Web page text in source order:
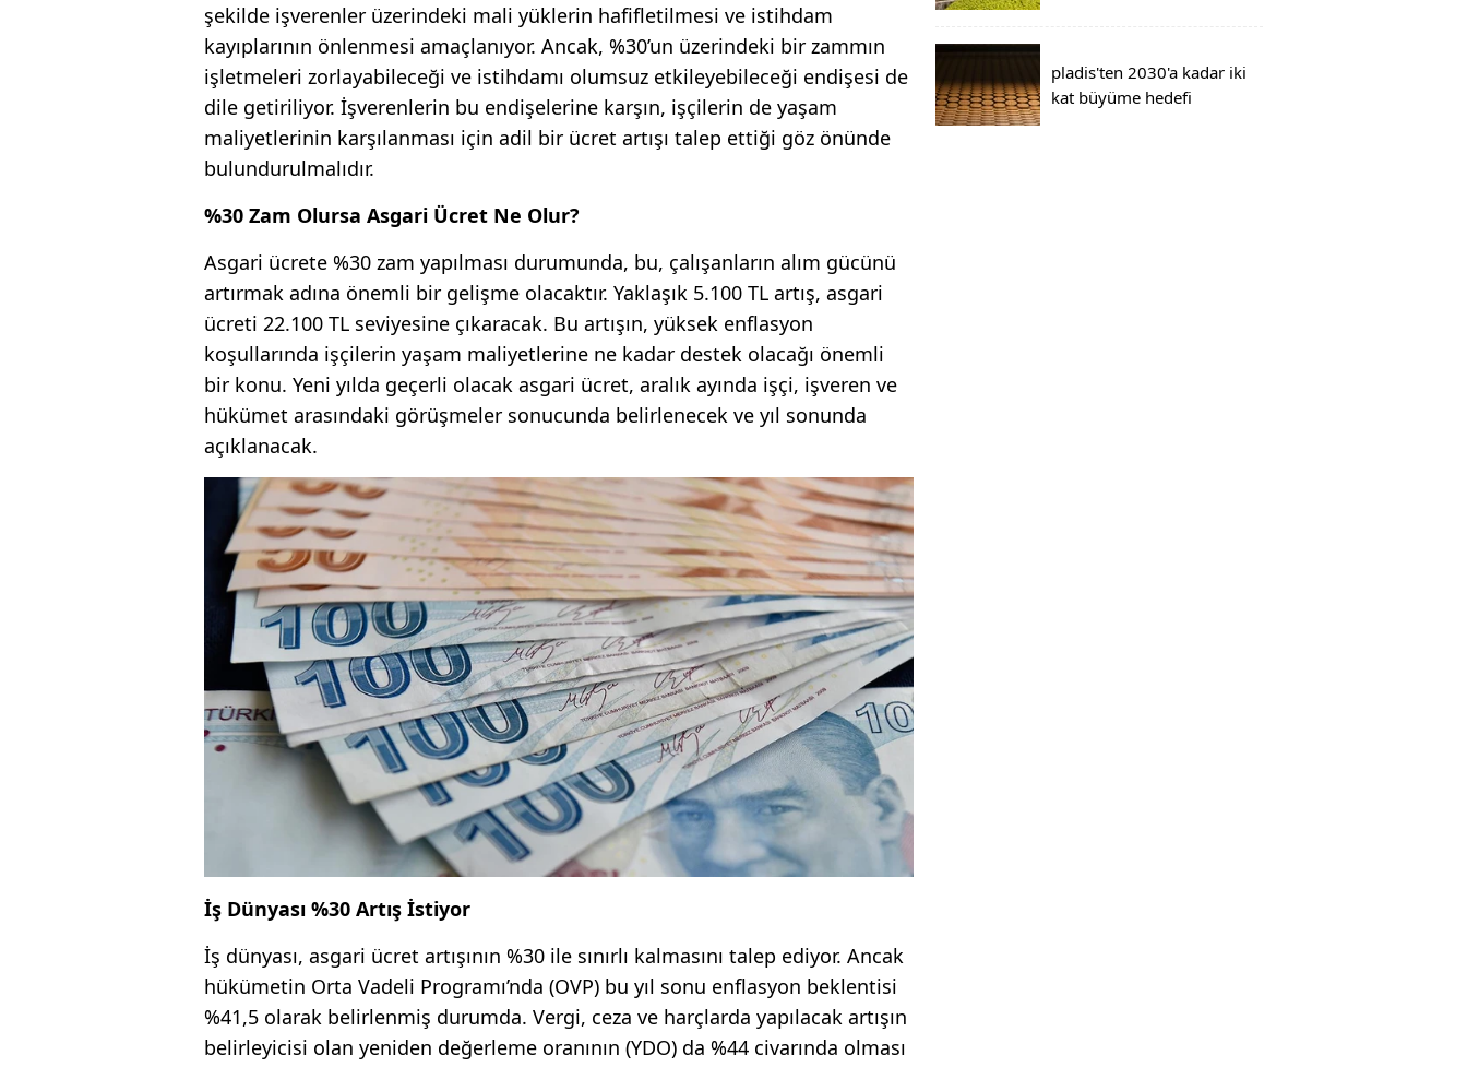
şekilde işverenler üzerindeki mali yüklerin hafifletilmesi ve istihdam
kayıplarının önlenmesi amaçlanıyor. Ancak, %30’un üzerindeki bir zammın
işletmeleri zorlayabileceği ve istihdamı olumsuz etkileyebileceği endişesi de
dile getiriliyor. İşverenlerin bu endişelerine karşın, işçilerin de yaşam
maliyetlerinin karşılanması için adil bir ücret artışı talep ettiği göz önünde
bulundurulmalıdır.
%30 Zam Olursa Asgari Ücret Ne Olur?
Asgari ücrete %30 zam yapılması durumunda, bu, çalışanların alım gücünü
artırmak adına önemli bir gelişme olacaktır. Yaklaşık 5.100 TL artış, asgari
ücreti 22.100 TL seviyesine çıkaracak. Bu artışın, yüksek enflasyon
koşullarında işçilerin yaşam maliyetlerine ne kadar destek olacağı önemli
bir konu. Yeni yılda geçerli olacak asgari ücret, aralık ayında işçi, işveren ve
hükümet arasındaki görüşmeler sonucunda belirlenecek ve yıl sonunda
açıklanacak.
İş Dünyası %30 Artış İstiyor
İş dünyası, asgari ücret artışının %30 ile sınırlı kalmasını talep ediyor. Ancak
hükümetin Orta Vadeli Programı’nda (OVP) bu yıl sonu enflasyon beklentisi
%41,5 olarak belirlenmiş durumda. Vergi, ceza ve harçlarda yapılacak artışın
belirleyicisi olan yeniden değerleme oranının (YDO) da %44 civarında olması
pladis'ten 2030'a kadar iki
kat büyüme hedefi